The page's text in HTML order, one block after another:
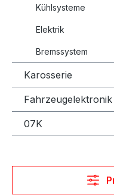
Kühlsysteme
Elektrik
Bremssystem
Karosserie
Fahrzeugelektronik
07K